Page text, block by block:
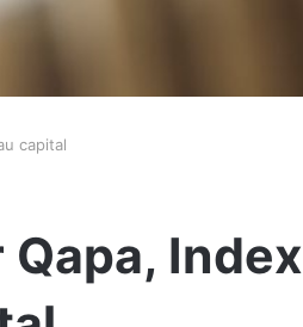
capital
Qapa, Index